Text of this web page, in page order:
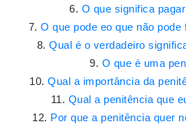
O que significa
O que pode eo que não
Qual é o verdadeiro
O que é uma
Qual a importância da
Qual a penitência que
Por que a penitência quer